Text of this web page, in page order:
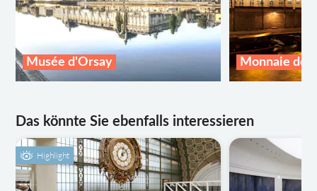
Musée d'Orsay Monnaie de
Das könnte Sie ebenfalls interessieren
Highlight